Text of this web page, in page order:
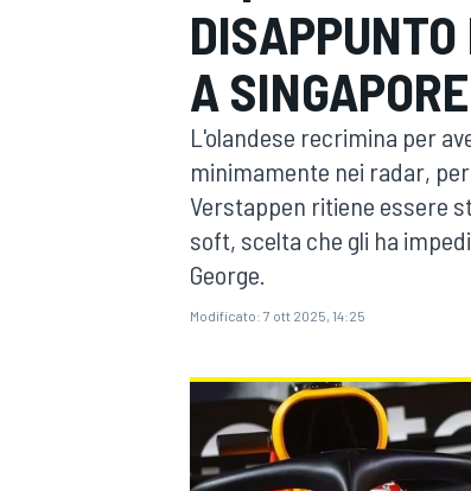
MOTOGP
A SINGAPORE
L'olandese recrimina per
minimamente nei radar,
Verstappen ritiene essere
soft, scelta che gli ha
George.
Modificato: 7 ott 2025, 14:25